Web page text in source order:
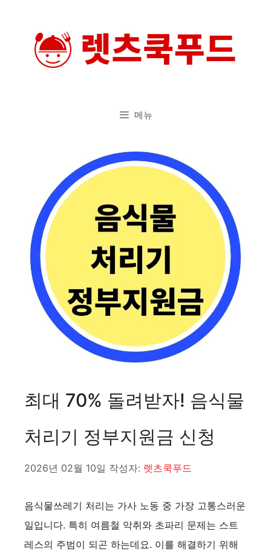
메뉴
최대 70% 돌려받자! 음식물
처리기 정부지원금 신청
2026년 02월 10일 작성자: 렛츠쿡푸드
음식물쓰레기 처리는 가사 노동 중 가장 고통스러운
일입니다. 특히 여름철 악취와 초파리 문제는 스트
레스의 주범이 되곤 하는데요. 이를 해결하기 위해